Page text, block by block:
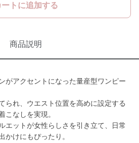
ートに追加する
商品説明
がアクセントになった量産型ワンピー
られ、ウエスト位置を高めに設定する
こなしを実現。
エットが女性らしさを引き立て、日常
かけにもぴったり。